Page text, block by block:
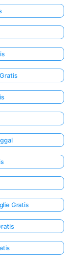
Gratis